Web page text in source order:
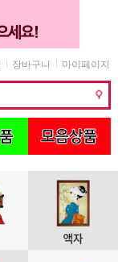
마이페이지
장바구니